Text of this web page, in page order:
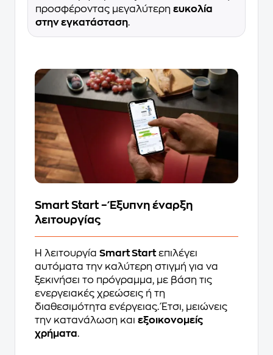
προσφέροντας μεγαλύτερη ευκολία
στην εγκατάσταση.
Smart Start – Έξυπνη έναρξη
λειτουργίας
Η λειτουργία Smart Startεπιλέγει
αυτόματα την καλύτερη στιγμή για να
ξεκινήσει το πρόγραμμα, με βάση τις
ενεργειακές χρεώσεις ή τη
διαθεσιμότητα ενέργειας. Έτσι, μειώνεις
την κατανάλωση και εξοικονομείς
χρήματα.